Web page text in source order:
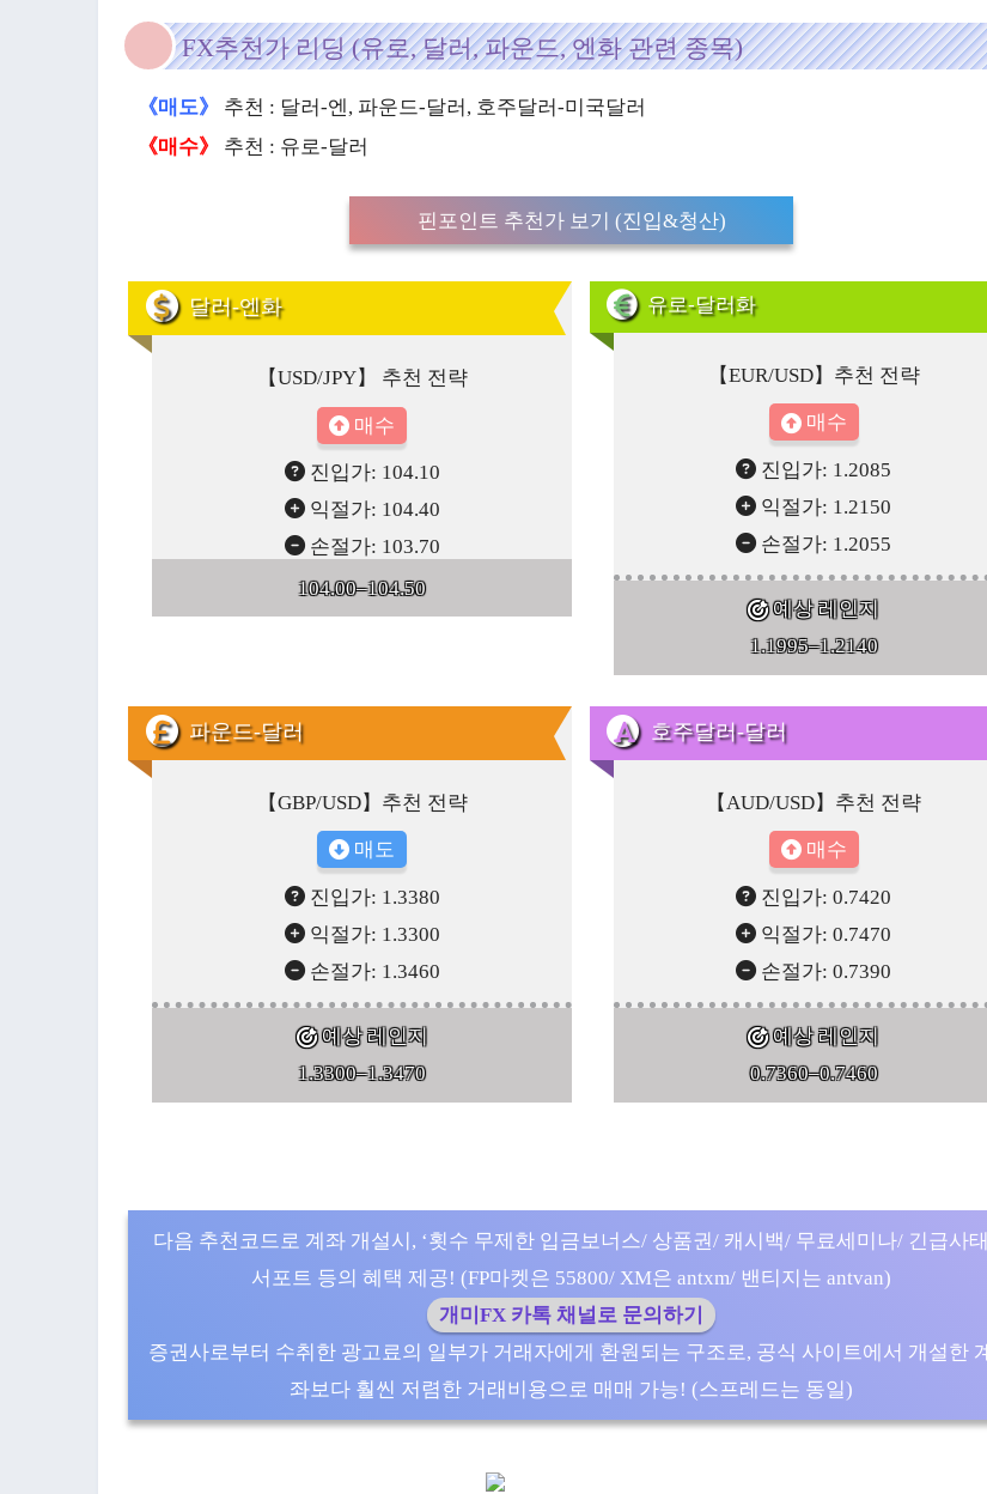
FX추천가 리딩 (유로, 달러, 파운드, 엔화 관련 종목)
《매도》
추천 : 달러-엔, 파운드-달러, 호주달러-미국달러
《매수》
추천 : 유로-달러
핀포인트 추천가 보기 (진입&청산)
달러-엔화
【USD/JPY】 추천 전략
매수
진입가: 104.10
익절가: 104.40
손절가: 103.70
104.00–104.50
유로-달러화
【EUR/USD】추천 전략
매수
진입가: 1.2085
익절가: 1.2150
손절가: 1.2055
예상 레인지
1.1995–1.2140
파운드-달러
【GBP/USD】추천 전략
매도
진입가: 1.3380
익절가: 1.3300
손절가: 1.3460
예상 레인지
1.3300–1.3470
호주달러-달러
【AUD/USD】추천 전략
매수
진입가: 0.7420
익절가: 0.7470
손절가: 0.7390
예상 레인지
0.7360–0.7460
다음 추천코드로 계좌 개설시, ‘횟수 무제한 입금보너스/ 상품권/ 캐시백/ 무료세미나/ 긴급사태
서포트 등의 혜택 제공! (FP마켓은 55800/ XM은 antxm/ 밴티지는 antvan)
개미FX 카톡 채널로 문의하기
증권사로부터 수취한 광고료의 일부가 거래자에게 환원되는 구조로, 공식 사이트에서 개설한 계
좌보다 훨씬 저렴한 거래비용으로 매매 가능! (스프레드는 동일)